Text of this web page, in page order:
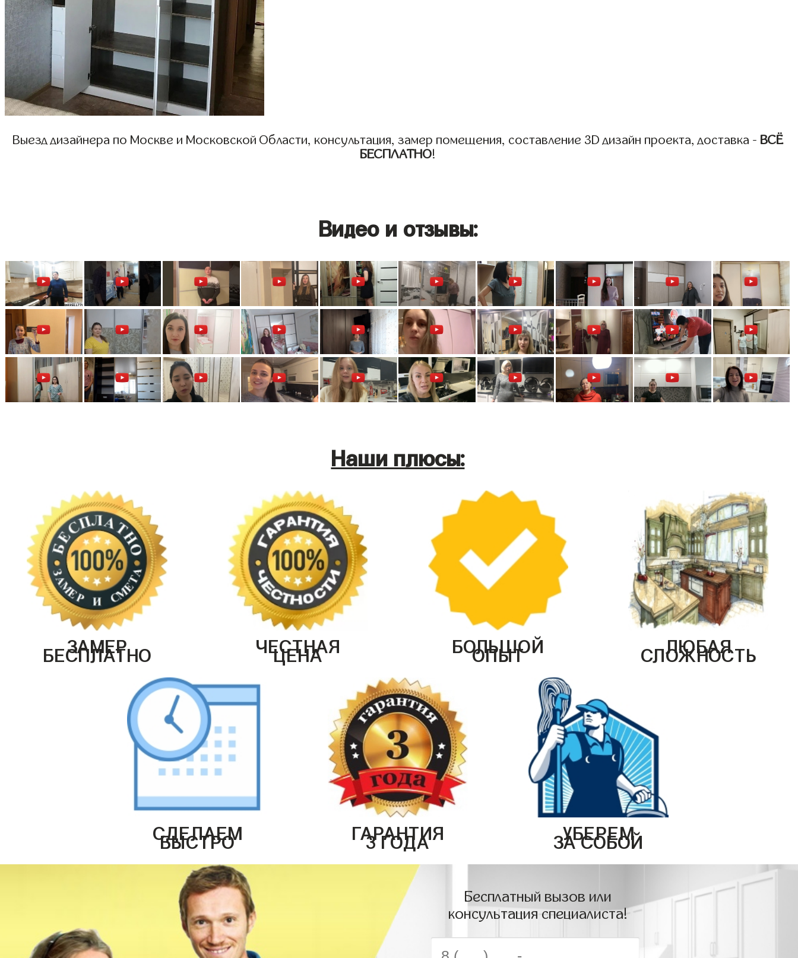
Выезд дизайнера по Москве и Московской Области, консультация, замер помещения, составление 3D дизайн проекта, доставка - ВСЁ
БЕСПЛАТНО!
Видео и отзывы:
Наши плюсы:
ЗАМЕР
БЕСПЛАТНО ЧЕСТНАЯ
ЦЕНА БОЛЬШОЙ
ОПЫТ ЛЮБАЯ
СЛОЖНОСТЬ
СДЕЛАЕМ
БЫСТРО ГАРАНТИЯ
3 ГОДА УБЕРЕМ
ЗА СОБОЙ
Бесплатный вызов или
консультация специалиста!